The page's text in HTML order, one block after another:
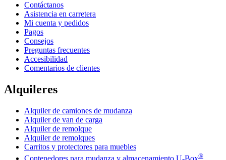
Contáctanos
Asistencia en carretera
Mi cuenta y pedidos
Pagos
Consejos
Preguntas frecuentes
Accesibilidad
Comentarios de clientes
Alquileres
Alquiler de camiones de mudanza
Alquiler de van de carga
Alquiler de remolque
Alquiler de remolques
Carritos y protectores para muebles
Contenedores para mudanza y almacenamiento U-Box®